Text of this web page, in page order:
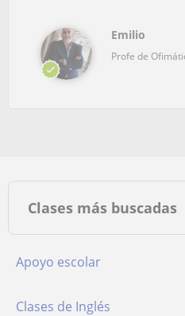
Emilio
Profe de
Clases más buscadas
Apoyo escolar
Clases de Inglés